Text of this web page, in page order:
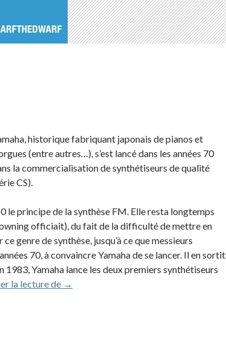
historique fabriquant japonais de pianos et
(entre autres…), s’est lancé dans les années 70
la commercialisation de synthétiseurs de qualité
CS).
le principe de la synthèse FM. Elle resta longtemps
officiait), du fait de la difficulté de mettre en
genre de synthèse, jusqu’à ce que messieurs
70, à convaincre Yamaha de se lancer. Il en sortit
1983, Yamaha lance les deux premiers synthétiseurs
la lecture de Yamaha DX7 (1983)
→